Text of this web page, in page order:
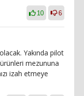
10 6
Yakında pilot
mezununa
izah etmeye